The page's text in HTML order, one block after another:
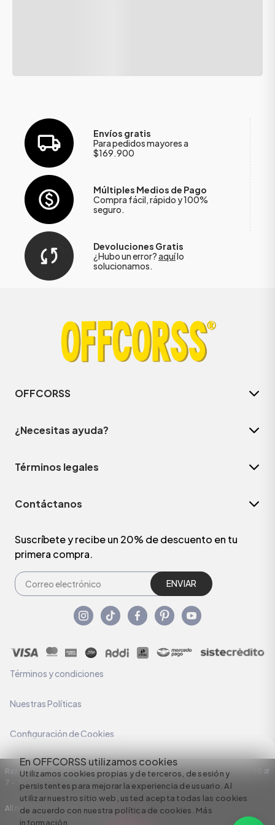
En OFFCORSS utilizamos cookies
Utilizamos cookies propias y de terceros, de sesión y
persistentes para mejorar la experiencia de usuario. Al
utilizar nuestro sitio web, usted acepta todas las cookies
de acuerdo con nuestra política de cookies. Más
información
Envíos gratis
Para pedidos mayores a
$169.900
Múltiples Medios de Pago
Compra fácil, rápido y 100%
seguro.
Devoluciones Gratis
¿Hubo un error?aquílo
solucionamos.
OFFCORSS
¿Necesitas ayuda?
Términos legales
Contáctanos
Suscríbete y recibe un 20% de descuento en tu
primera compra.
ENVIAR
Términos y condiciones
Nuestras Políticas
Configuración de Cookies
Razón Social: C.I HERMECO S.A. NIT: 890924167-6 Dirección: Carrera 50 #
7 – 35
All rights reserved empowered by